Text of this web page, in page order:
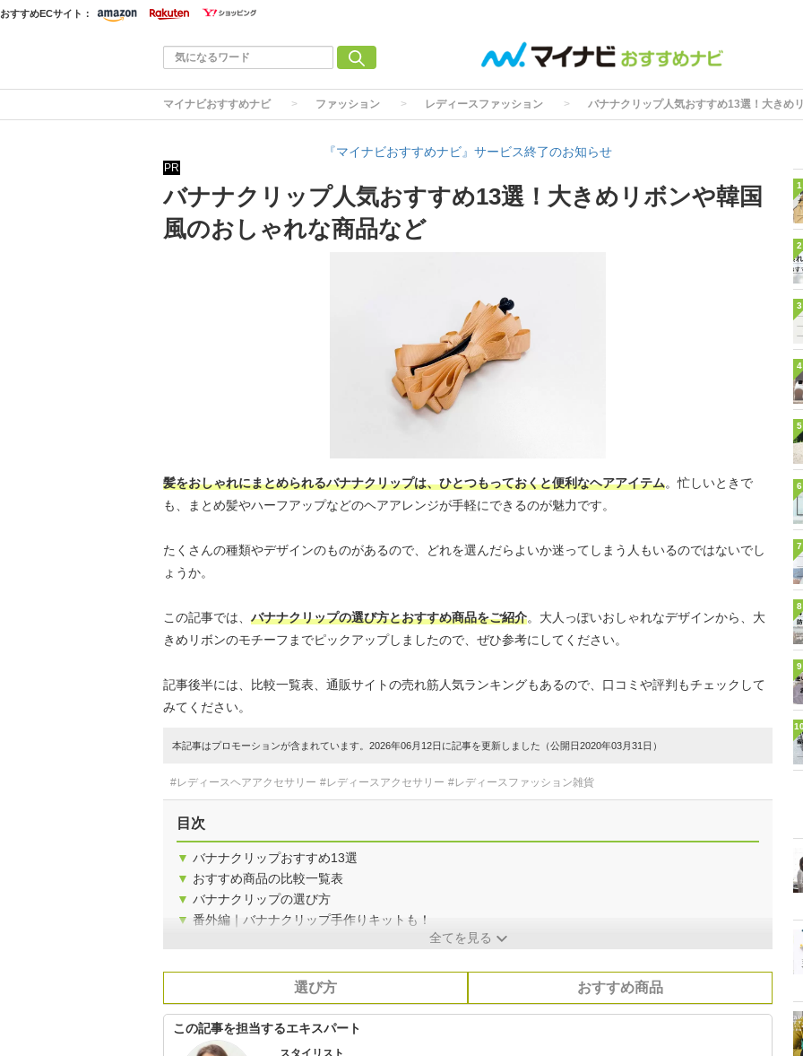
おすすめECサイト：
マイナビおすすめナビ ファッション レディースファッション バナナクリップ人気おすすめ13選！大きめ
『マイナビおすすめナビ』サービス終了のお知らせ
PR
バナナクリップ人気おすすめ13選！大きめリボンや韓国
風のおしゃれな商品など
髪をおしゃれにまとめられるバナナクリップは、ひとつもっておくと便利なヘアアイテム。忙しいときで
も、まとめ髪やハーフアップなどのヘアアレンジが手軽にできるのが魅力です。
たくさんの種類やデザインのものがあるので、どれを選んだらよいか迷ってしまう人もいるのではないでし
ょうか。
この記事では、 バナナクリップの選び方とおすすめ商品をご紹介。大人っぽいおしゃれなデザインから、大
きめリボンのモチーフまでピックアップしましたので、ぜひ参考にしてください。
記事後半には、比較一覧表、通販サイトの売れ筋人気ランキングもあるので、口コミや評判もチェックして
みてください。
本記事はプロモーションが含まれています。2026年06月12日に記事を更新しました（公開日2020年03月31日）
#レディースヘアアクセサリー #レディースアクセサリー #レディースファッション雑貨
目次
▼ バナナクリップおすすめ13選
▼ おすすめ商品の比較一覧表
▼ バナナクリップの選び方
▼ 番外編｜バナナクリップ手作りキットも！
全てを見る
選び方 おすすめ商品
この記事を担当するエキスパート
スタイリスト
1
2
3
4
5
6
7
8
9